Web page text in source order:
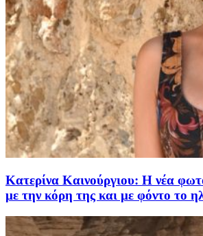
Κατερίνα Καινούργιου: Η νέα
με την κόρη της και με φόντο το